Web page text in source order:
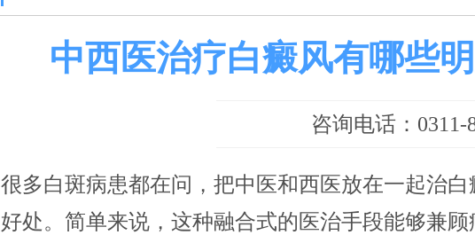
中西医治疗白癜风有哪些
咨询电话：0311-
很多白斑病患都在问，把中医和西医放在一起治白
好处。简单来说，这种融合式的医治手段能够兼